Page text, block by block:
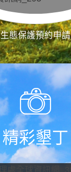
生態保護預約申請
精彩墾丁